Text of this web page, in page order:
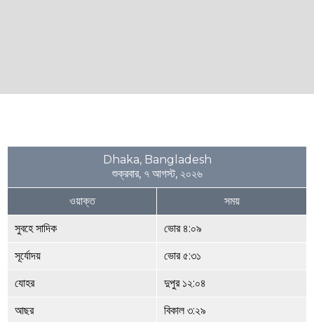
Dhaka, Bangladesh
শুক্রবার, ৭ আগস্ট, ২০২৬
ওয়াক্ত সময়
সুবহে সাদিক ভোর ৪:০৯
সূর্যোদয় ভোর ৫:৩১
যোহর দুপুর ১২:০৪
আছর বিকাল ৩:২৯